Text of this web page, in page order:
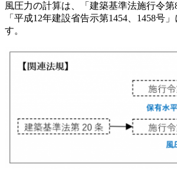
風圧力の計算は、「建築基準法施行令第
「平成12年建設省告示第1454、1458号
す。